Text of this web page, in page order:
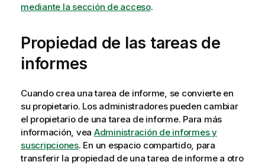
mediante la sección de acceso.
Propiedad de las tareas de
informes
Cuando crea una tarea de informe, se convierte en
su propietario. Los administradores pueden cambiar
el propietario de una tarea de informe. Para más
información, vea Administración de informes y
suscripciones. En un espacio compartido, para
transferir la propiedad de una tarea de informe a otro